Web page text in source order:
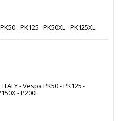
- PK125 - PK50XL - PK125XL -
- Vespa PK50 - PK125 -
- P200E